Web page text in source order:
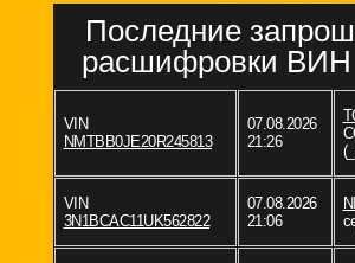
Последние
расшифровки ВИН
VIN
NMTBB0JE20R245813
07.08.2026
21:26
VIN
3N1BCAC11UK562822
07.08.2026
21:06